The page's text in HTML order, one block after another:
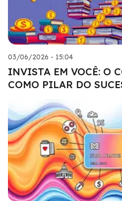
03/06/2026 - 15:04
INVISTA EM VOCÊ: O
COMO PILAR DO